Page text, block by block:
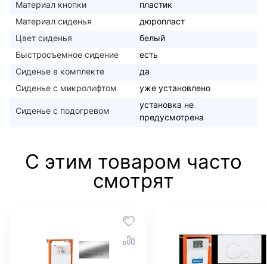
Материал кнопки
пластик
Материал сиденья
дюропласт
Цвет сиденья
белый
Быстросъемное сидение
есть
Сиденье в комплекте
да
Сиденье с микролифтом
уже установлено
Сиденье с подогревом
установка не
предусмотрена
С этим товаром часто
смотрят